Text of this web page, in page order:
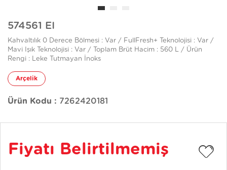
574561 EI
Kahvaltılık 0 Derece Bölmesi : Var / FullFresh+ Teknolojisi : Var /
Mavi Işık Teknolojisi : Var / Toplam Brüt Hacim : 560 L / Ürün
Rengi : Leke Tutmayan İnoks
Arçelik
Ürün Kodu : 7262420181
Fiyatı Belirtilmemiş